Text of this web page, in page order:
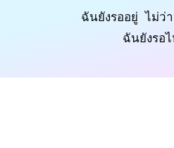
ฉันยังรออยู่ ไม่ว่า
ฉันยังรอ